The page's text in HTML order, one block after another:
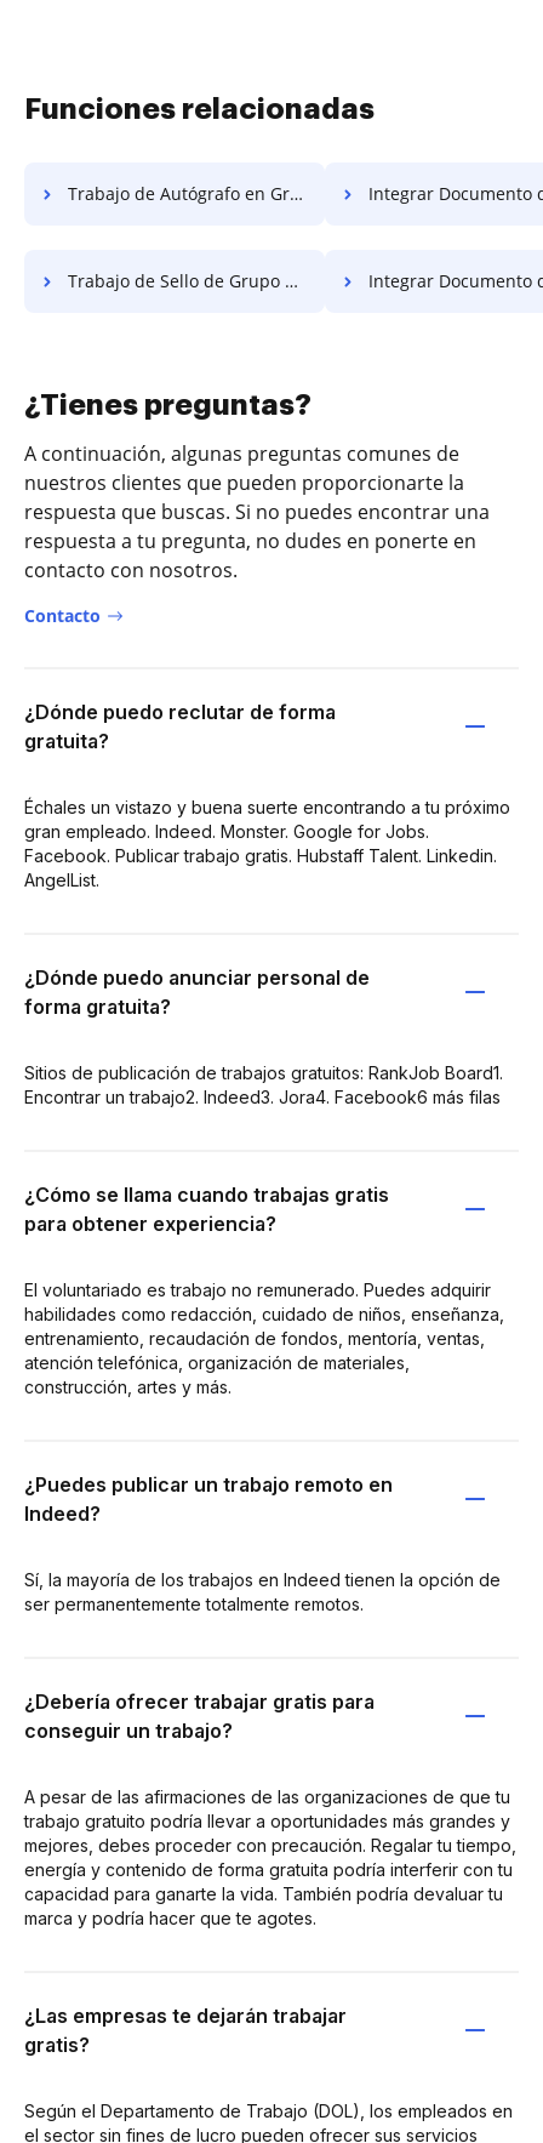
Funciones relacionadas
Trabajo de Autógrafo en Grupo Gratis Integrar Documento de Campo Necesario de
Trabajo de Sello de Grupo Gratis Integrar Documento de Campo
¿Tienes preguntas?
A continuación, algunas preguntas comunes de
nuestros clientes que pueden proporcionarte la
respuesta que buscas. Si no puedes encontrar una
respuesta a tu pregunta, no dudes en ponerte en
contacto con nosotros.
Contacto
¿Dónde puedo reclutar de forma
gratuita?
Échales un vistazo y buena suerte encontrando a tu próximo
gran empleado. Indeed. Monster. Google for Jobs.
Facebook. Publicar trabajo gratis. Hubstaff Talent. Linkedin.
AngelList.
¿Dónde puedo anunciar personal de
forma gratuita?
Sitios de publicación de trabajos gratuitos: RankJob Board1.
Encontrar un trabajo2. Indeed3. Jora4. Facebook6 más filas
¿Cómo se llama cuando trabajas gratis
para obtener experiencia?
El voluntariado es trabajo no remunerado. Puedes adquirir
habilidades como redacción, cuidado de niños, enseñanza,
entrenamiento, recaudación de fondos, mentoría, ventas,
atención telefónica, organización de materiales,
construcción, artes y más.
¿Puedes publicar un trabajo remoto en
Indeed?
Sí, la mayoría de los trabajos en Indeed tienen la opción de
ser permanentemente totalmente remotos.
¿Debería ofrecer trabajar gratis para
conseguir un trabajo?
A pesar de las afirmaciones de las organizaciones de que tu
trabajo gratuito podría llevar a oportunidades más grandes y
mejores, debes proceder con precaución. Regalar tu tiempo,
energía y contenido de forma gratuita podría interferir con tu
capacidad para ganarte la vida. También podría devaluar tu
marca y podría hacer que te agotes.
¿Las empresas te dejarán trabajar
gratis?
Según el Departamento de Trabajo (DOL), los empleados en
el sector sin fines de lucro pueden ofrecer sus servicios